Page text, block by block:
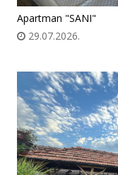
Apartman "SANI"
29.07.2026.